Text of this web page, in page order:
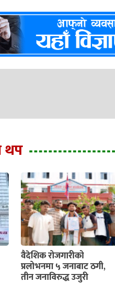
थप
वैदेशिक रोजगारीको
प्रलोभनमा ५ जनाबाट ठगी,
तीन जनाविरुद्ध उजुरी